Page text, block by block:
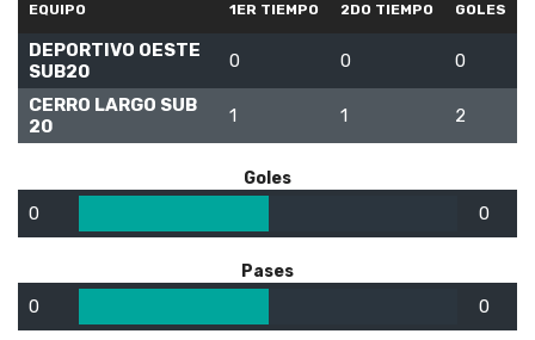
EQUIPO 1ER TIEMPO 2DO TIEMPO GOLES
DEPORTIVO OESTE
SUB20
0 0 0
CERRO LARGO SUB
20
1 1 2
Goles
0 0
Pases
0 0